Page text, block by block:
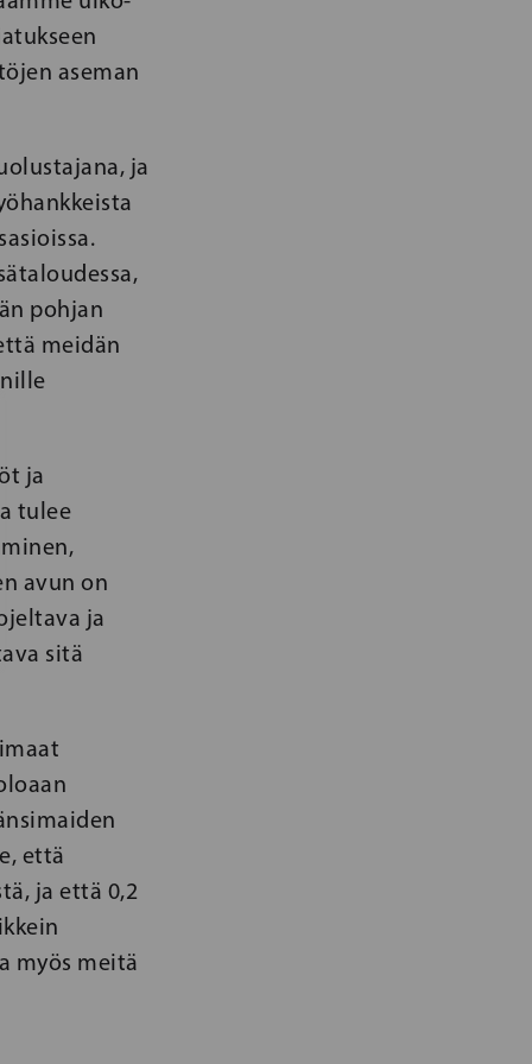
aseman
ja
pohjan
meidän
ja
tulee
avun on
ja
sitä
että
ja että 0,2
myös meitä